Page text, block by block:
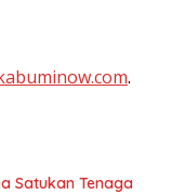
.
Satukan Tenaga